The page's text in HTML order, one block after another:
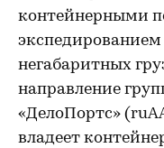
контейнерными
экспедированием
негабаритных
направление
«ДелоПортс»
владеет